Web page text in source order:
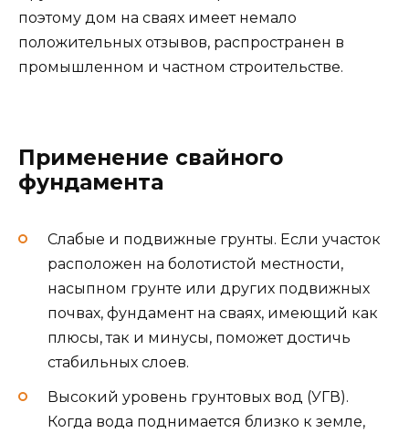
поэтому дом на сваях имеет немало
положительных отзывов, распространен в
промышленном и частном строительстве.
Применение свайного
фундамента
Слабые и подвижные грунты. Если участок
расположен на болотистой местности,
насыпном грунте или других подвижных
почвах, фундамент на сваях, имеющий как
плюсы, так и минусы, поможет достичь
стабильных слоев.
Высокий уровень грунтовых вод (УГВ).
Когда вода поднимается близко к земле,